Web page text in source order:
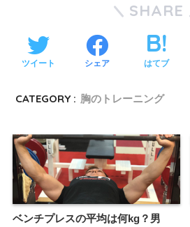
SHARE
ツイート シェア はてブ
CATEGORY : 胸のトレーニング
ベンチプレスの平均は何kg？男